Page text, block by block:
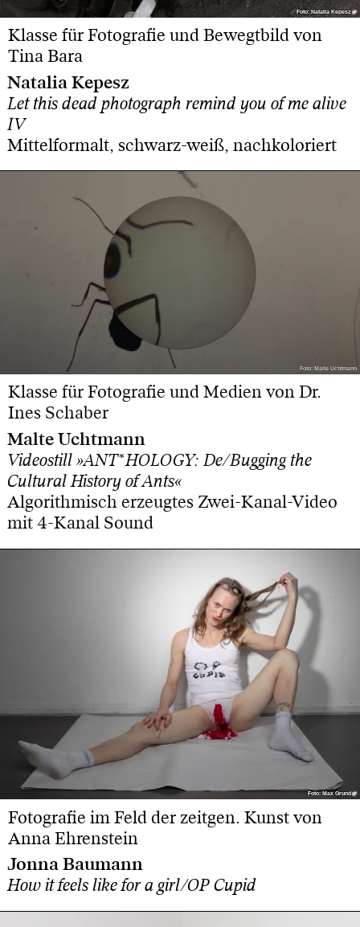
Foto: Natalia Kepesz
Foto: Natalia Kepesz
Klasse für Fotografie und Bewegtbild von
Tina Bara
Natalia Kepesz
Let this dead photograph remind you of me alive
IV
Mittelformalt, schwarz-weiß, nachkoloriert
Foto: Malte Uchtmann
Foto: Malte Uchtmann
Klasse für Fotografie und Medien von Dr.
Ines Schaber
Malte Uchtmann
Videostill »ANT*HOLOGY: De/Bugging the
Cultural History of Ants«
Algorithmisch erzeugtes Zwei-Kanal-Video
mit 4-Kanal Sound
Foto: Max Grund
Foto: Max Grund
Fotografie im Feld der zeitgen. Kunst von
Anna Ehrenstein
Jonna Baumann
How it feels like for a girl/OP Cupid